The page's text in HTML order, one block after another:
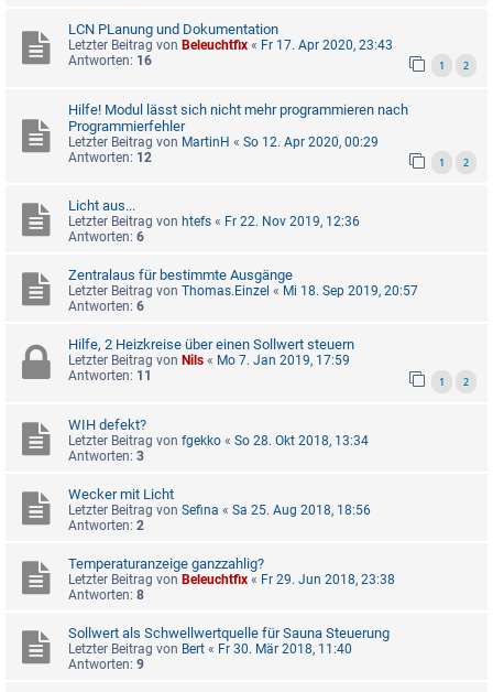
LCN PLanung und Dokumentation
Letzter Beitrag von Beleuchtfix « Fr 17. Apr 2020, 23:43
Antworten: 16 1 2
Hilfe! Modul lässt sich nicht mehr programmieren nach
Programmierfehler
Letzter Beitrag von MartinH « So 12. Apr 2020, 00:29
Antworten: 12 1 2
Licht aus...
Letzter Beitrag von htefs « Fr 22. Nov 2019, 12:36
Antworten: 6
Zentralaus für bestimmte Ausgänge
Letzter Beitrag von Thomas.Einzel « Mi 18. Sep 2019, 20:57
Antworten: 6
Hilfe, 2 Heizkreise über einen Sollwert steuern
Letzter Beitrag von Nils « Mo 7. Jan 2019, 17:59
Antworten: 11 1 2
WIH defekt?
Letzter Beitrag von fgekko « So 28. Okt 2018, 13:34
Antworten: 3
Wecker mit Licht
Letzter Beitrag von Sefina « Sa 25. Aug 2018, 18:56
Antworten: 2
Temperaturanzeige ganzzahlig?
Letzter Beitrag von Beleuchtfix « Fr 29. Jun 2018, 23:38
Antworten: 8
Sollwert als Schwellwertquelle für Sauna Steuerung
Letzter Beitrag von Bert « Fr 30. Mär 2018, 11:40
Antworten: 9